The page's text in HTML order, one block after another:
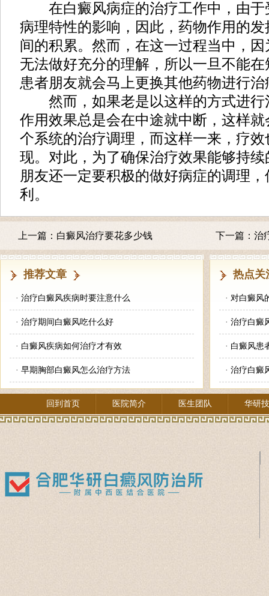
在白癜风病症的治疗工作中，由于
病理特性的影响，因此，药物作用的
间的积累。然而，在这一过程当中，
无法做好充分的理解，所以一旦不能
患者朋友就会马上更换其他药物进行治
然而，如果老是以这样的方式进行
作用效果总是会在中途就中断，这样
个系统的治疗调理，而这样一来，疗
现。对此，为了确保治疗效果能够持
朋友还一定要积极的做好病症的调理
利。
上一篇： 白癜风治疗要花多少钱 下一篇： 治
推荐文章
· 治疗白癜风疾病时要注意什么
· 治疗期间白癜风吃什么好
· 白癜风疾病如何治疗才有效
· 早期胸部白癜风怎么治疗方法
热点
· 对白癜风
· 治疗白癜
· 白癜风患
· 治疗白癜
回到首页 医院简介 医生团队 华研